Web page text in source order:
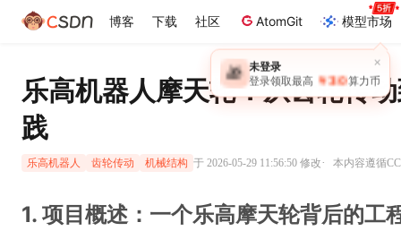
博客 下载 社区 AtomGit 模型市场
×
🎁 未登录
登录领取最高 ￥30 算力币
乐高机器人摩天轮：从齿轮传
践
乐高机器人 齿轮传动 机械结构 于 2026-05-29 11:56:50 修改· 本内容遵循
1. 项目概述：一个乐高摩天轮背后的工